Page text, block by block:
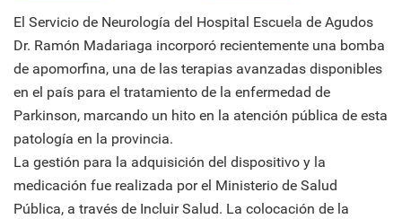
El Servicio de Neurología del Hospital Escuela de Agudos
Dr. Ramón Madariaga incorporó recientemente una bomba
de apomorfina, una de las terapias avanzadas disponibles
en el país para el tratamiento de la enfermedad de
Parkinson, marcando un hito en la atención pública de esta
patología en la provincia.
La gestión para la adquisición del dispositivo y la
medicación fue realizada por el Ministerio de Salud
Pública, a través de Incluir Salud. La colocación de la